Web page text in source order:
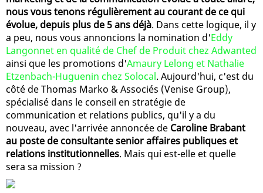
nous vous tenons régulièrement au courant de ce qui
évolue, depuis plus de 5 ans déjà. Dans cette logique, il y
a peu, nous vous annoncions la nomination d'Eddy
Langonnet en qualité de Chef de Produit chez Adwanted
ainsi que les promotions d'Amaury Lelong et Nathalie
Etzenbach-Huguenin chez Solocal. Aujourd'hui, c'est du
côté de Thomas Marko & Associés (Venise Group),
spécialisé dans le conseil en stratégie de
communication et relations publics, qu'il y a du
nouveau, avec l'arrivée annoncée de Caroline Brabant
au poste de consultante senior affaires publiques et
relations institutionnelles. Mais qui est-elle et quelle
sera sa mission ?